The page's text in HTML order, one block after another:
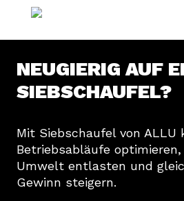
NEUGIERIG AUF
SIEBSCHAUFEL?
Mit Siebschaufel von ALLU
Betriebsabläufe
Umwelt entlasten und
Gewinn steigern.